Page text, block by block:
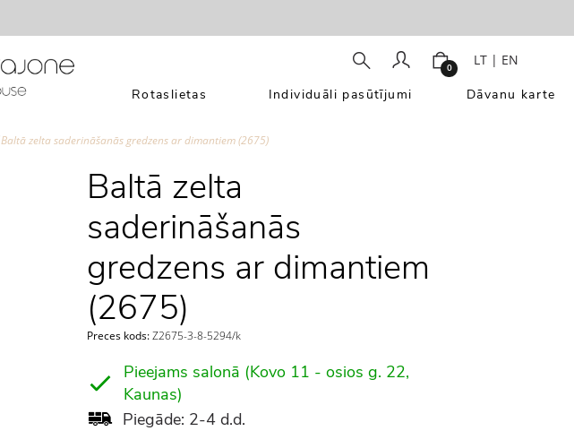
0 LT | EN
Rotaslietas Individuāli pasūtījumi Dāvanu karte
Baltā zelta saderināšanās gredzens ar dimantiem (2675)
Baltā zelta
saderināšanās
gredzens ar dimantiem
(2675)
Preces kods:Z2675-3-8-5294/k
Pieejams salonā (Kovo 11 - osios g. 22,
Kaunas)
Piegāde: 2-4 d.d.